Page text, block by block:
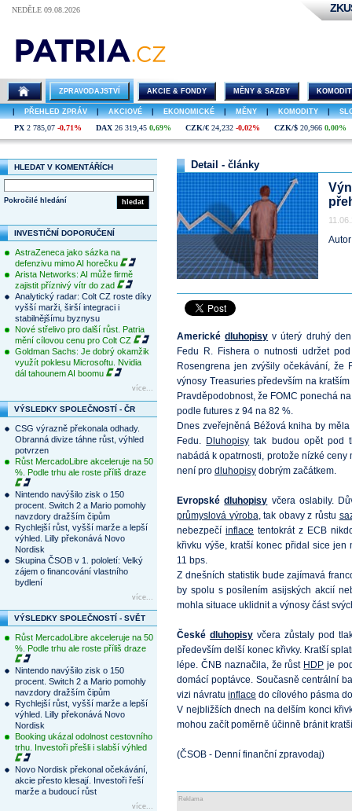
NEDĚLE 09.08.2026
ZPRAVODAJSTVÍ AKCIE & FONDY MĚNY & SAZBY
| PŘEHLED ZPRÁV | AKCIOVÉ | EKONOMICKÉ | MĚNY | KOMODITY |
PX 2 785,07 -0,71% DAX 26 319,45 0,69% CZK/€ 24,232 -0,02% CZK/$ 20,966 0,00%
HLEDAT V KOMENTÁŘÍCH
hledat
Pokročilé hledání
INVESTIČNÍ DOPORUČENÍ
AstraZeneca jako sázka na
defenzivu mimo AI horečku
Arista Networks: AI může firmě
zajistit příznivý vítr do zad
Analytický radar: Colt CZ roste díky
vyšší marži, širší integraci i
stabilnějšímu byznysu
Nové střelivo pro další růst. Patria
mění cílovou cenu pro Colt CZ
Goldman Sachs: Je dobrý okamžik
využít poklesu Microsoftu. Nvidia
dál tahounem AI boomu
více...
VÝSLEDKY SPOLEČNOSTÍ - ČR
CSG výrazně překonala odhady.
Obranná divize táhne růst, výhled
potvrzen
Růst MercadoLibre akceleruje na 50
%. Podle trhu ale roste příliš draze
Nintendo navýšilo zisk o 150
procent. Switch 2 a Mario pomohly
navzdory dražším čipům
Rychlejší růst, vyšší marže a lepší
výhled. Lilly překonává Novo
Nordisk
Skupina ČSOB v 1. pololetí: Velký
zájem o financování vlastního
bydlení
více...
VÝSLEDKY SPOLEČNOSTÍ - SVĚT
Růst MercadoLibre akceleruje na 50
%. Podle trhu ale roste příliš draze
Nintendo navýšilo zisk o 150
procent. Switch 2 a Mario pomohly
navzdory dražším čipům
Rychlejší růst, vyšší marže a lepší
výhled. Lilly překonává Novo
Nordisk
Booking ukázal odolnost cestovního
trhu. Investoři přešli i slabší výhled
Novo Nordisk překonal očekávání,
akcie přesto klesají. Investoři řeší
marže a budoucí růst
více...
Detail - články
Americkédluhopisy v úterý druhý
Fedu R. Fishera o nutnosti udržet
Rosengrena jen zvýšily očekávání, že
výnosy Treasuries především na
Pravděpodobnost, že FOMC ponechá
podle futures z 94 na 82 %.
Dnes zveřejněná Béžová kniha by
Fedu. Dluhopisy tak budou opět pod
nabádá k opatrnosti, protože nízké
není pro dluhopisy dobrým začátkem.
Evropskédluhopisy včera oslabily.
průmyslová výroba, tak obavy z růstu
nebezpečí inflace tentokrát z ECB
křivku výše, kratší konec přidal sice
11 bps.
Z dnešních statistik bude zajímavá
by spolu s posílením asijských akcií
mohla situace uklidnit a výnosy část
Českédluhopisy včera zůstaly pod
především delší konec křivky. Kratší
lépe. ČNB naznačila, že růst HDP je
domácí poptávce. Současně centrální
vizi návratu inflace do cílového pásma
V nejbližších dnech na delším konci
mohou začít poměrně účinně bránit
(ČSOB - Denní finanční zpravodaj)
Reklama